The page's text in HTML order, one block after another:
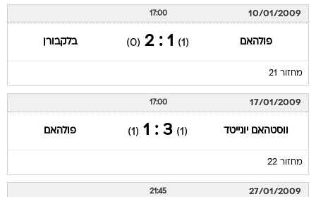
10/01/2009
17:00
פולהאם (1)
1 : 2
(0) בלקבורן
מחזור 21
17/01/2009
17:00
ווסטהאם יונייטד (1)
3 : 1
(1) פולהאם
מחזור 22
27/01/2009
21:45